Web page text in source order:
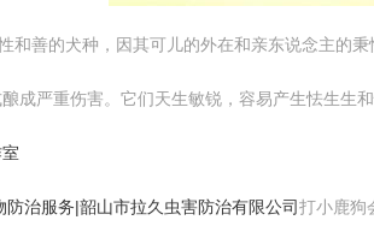
和善的犬种，因其可儿的外在和亲东说念主的
成严重伤害。它们天生敏锐，容易产生怯生生
治服务|韶山市拉久虫害防治有限公司打小鹿狗